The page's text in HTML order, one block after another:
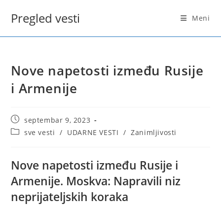
Pregled vesti Meni
Nove napetosti između Rusije
i Armenije
Post
published:
septembar 9, 2023
Postsve vesti / UDARNE VESTI / Zanimljivosti
Nove napetosti između Rusije i
Armenije. Moskva: Napravili niz
neprijateljskih koraka